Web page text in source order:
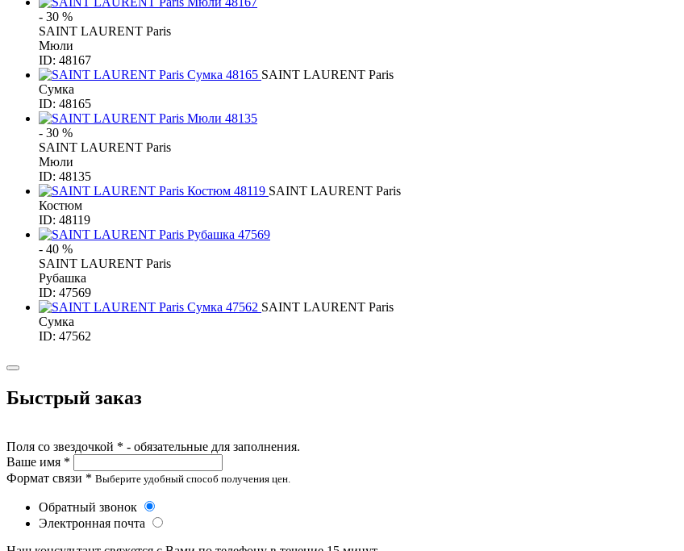
- 30 %
SAINT LAURENT Paris
Мюли
ID: 48167
SAINT LAURENT Paris
Сумка
ID: 48165
- 30 %
SAINT LAURENT Paris
Мюли
ID: 48135
SAINT LAURENT Paris
Костюм
ID: 48119
- 40 %
SAINT LAURENT Paris
Рубашка
ID: 47569
SAINT LAURENT Paris
Сумка
ID: 47562
Быстрый заказ
Поля со звездочкой * - обязательные для заполнения.
Ваше имя *
Формат связи * Выберите удобный способ получения цен.
Обратный звонок
Электронная почта